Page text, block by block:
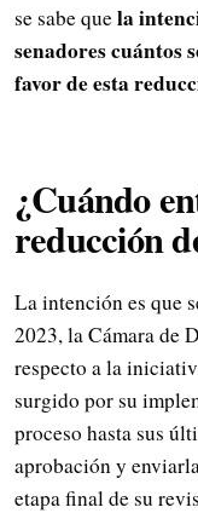
se sabe quela
senadores cuántos
favor de esta
¿Cuándo
reducción
La intención es que
2023, la Cámara de
respecto a la
surgido por su
proceso hasta sus
aprobación y
etapa final de su